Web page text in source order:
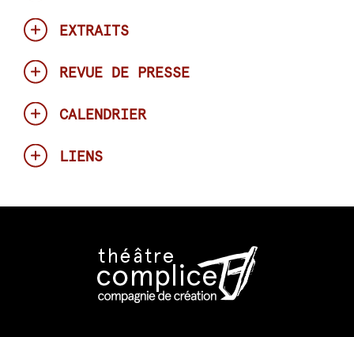
EXTRAITS
REVUE DE PRESSE
CALENDRIER
LIENS